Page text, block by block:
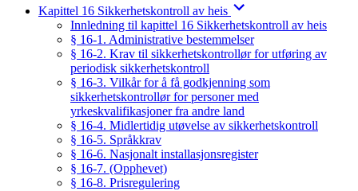
Kapittel 16 Sikkerhetskontroll av heis
Innledning til kapittel 16 Sikkerhetskontroll av heis
§ 16-1. Administrative bestemmelser
§ 16-2. Krav til sikkerhetskontrollør for utføring av
periodisk sikkerhetskontroll
§ 16-3. Vilkår for å få godkjenning som
sikkerhetskontrollør for personer med
yrkeskvalifikasjoner fra andre land
§ 16-4. Midlertidig utøvelse av sikkerhetskontroll
§ 16-5. Språkkrav
§ 16-6. Nasjonalt installasjonsregister
§ 16-7. (Opphevet)
§ 16-8. Prisregulering